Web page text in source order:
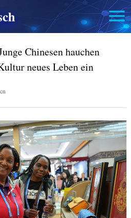
Chinesen hauchen
neues Leben ein